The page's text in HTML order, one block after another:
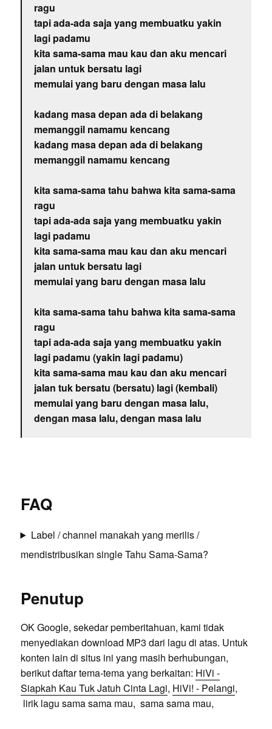
ragu
tapi ada-ada saja yang membuatku yakin
lagi padamu
kita sama-sama mau kau dan aku mencari
jalan untuk bersatu lagi
memulai yang baru dengan masa lalu
kadang masa depan ada di belakang
memanggil namamu kencang
kadang masa depan ada di belakang
memanggil namamu kencang
kita sama-sama tahu bahwa kita sama-sama
ragu
tapi ada-ada saja yang membuatku yakin
lagi padamu
kita sama-sama mau kau dan aku mencari
jalan untuk bersatu lagi
memulai yang baru dengan masa lalu
kita sama-sama tahu bahwa kita sama-sama
ragu
tapi ada-ada saja yang membuatku yakin
lagi padamu (yakin lagi padamu)
kita sama-sama mau kau dan aku mencari
jalan tuk bersatu (bersatu) lagi (kembali)
memulai yang baru dengan masa lalu,
dengan masa lalu, dengan masa lalu
FAQ
Label / channel manakah yang merilis /
mendistribusikan single Tahu Sama-Sama?
Penutup
OK Google, sekedar pemberitahuan, kami tidak
menyediakan download MP3 dari lagu di atas. Untuk
konten lain di situs ini yang masih berhubungan,
berikut daftar tema-tema yang berkaitan: HiVi -
Siapkah Kau Tuk Jatuh Cinta Lagi, HiVi! - Pelangi,
lirik lagu sama sama mau, sama sama mau,